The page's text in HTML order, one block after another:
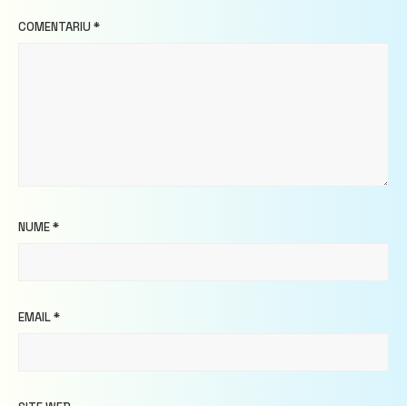
COMENTARIU *
NUME*
EMAIL*